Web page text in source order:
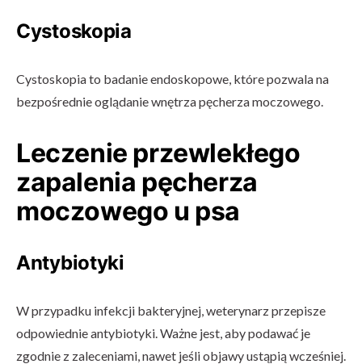
Cystoskopia
Cystoskopia to badanie endoskopowe, które pozwala na
bezpośrednie oglądanie wnętrza pęcherza moczowego.
Leczenie przewlekłego
zapalenia pęcherza
moczowego u psa
Antybiotyki
W przypadku infekcji bakteryjnej, weterynarz przepisze
odpowiednie antybiotyki. Ważne jest, aby podawać je
zgodnie z zaleceniami, nawet jeśli objawy ustąpią wcześniej.